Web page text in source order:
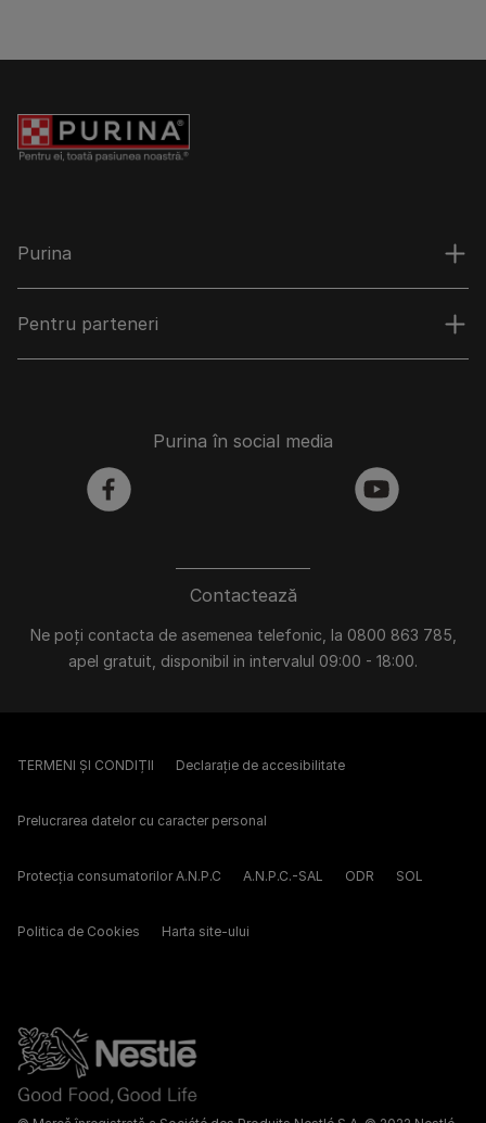
Purina
Pentru parteneri
Contactează
Ne poți contacta de asemenea telefonic, la 0800 863 785,
apel gratuit, disponibil in intervalul 09:00 - 18:00.
Purina în social media
facebook youtube
TERMENI ȘI CONDIȚII Declarație de accesibilitate
Prelucrarea datelor cu caracter personal
Protecția consumatorilor A.N.P.C A.N.P.C.-SAL ODR SOL
Politica de Cookies Harta site-ului